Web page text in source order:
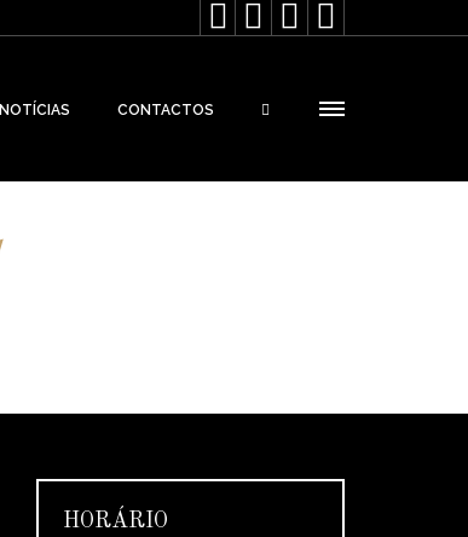
   
NOTÍCIAS CONTACTOS
HORÁRIO